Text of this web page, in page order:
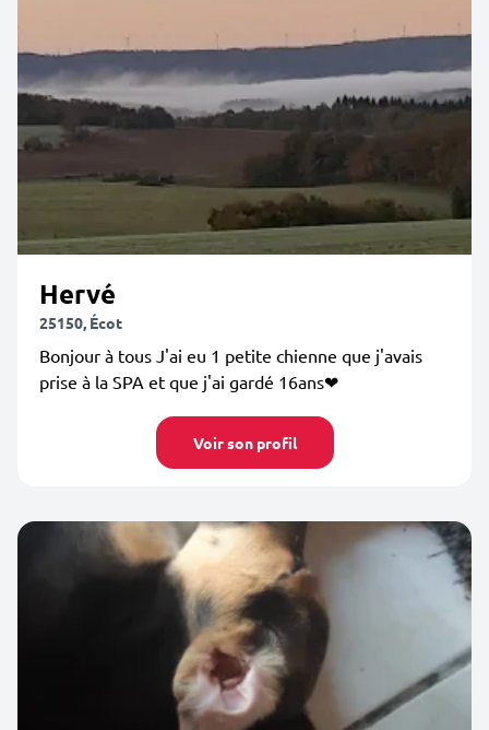
Hervé
25150, Écot
Bonjour à tous J'ai eu 1 petite chienne que j'avais
prise à la SPA et que j'ai gardé 16ans❤
Voir son profil